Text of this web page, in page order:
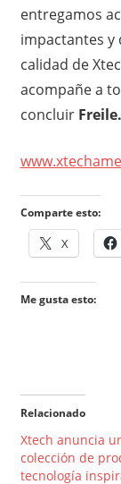
entregamos
impactantes y
calidad de
acompañe a
concluir Freile.
Comparte esto:
X
Me gusta esto:
Relacionado
Xtech anuncia
colección de
tecnología